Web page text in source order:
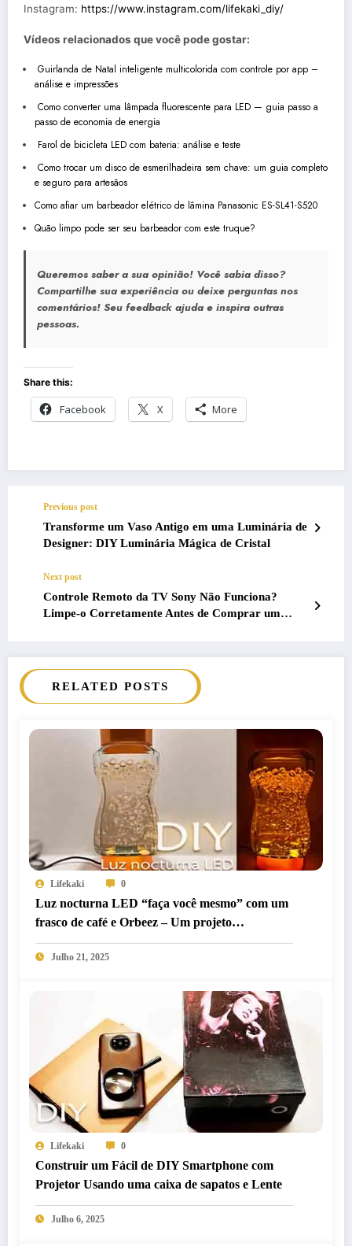
Instagram: https://www.instagram.com/lifekaki_diy/
Vídeos relacionados que você pode gostar:
Guirlanda de Natal inteligente multicolorida com controle por app –
análise e impressões
Como converter uma lâmpada fluorescente para LED — guia passo a
passo de economia de energia
Farol de bicicleta LED com bateria: análise e teste
Como trocar um disco de esmerilhadeira sem chave: um guia completo
e seguro para artesãos
Como afiar um barbeador elétrico de lâmina Panasonic ES-SL41-S520
Quão limpo pode ser seu barbeador com este truque?
Queremos saber a sua opinião!Você sabia disso?
Compartilhe sua experiência ou deixe perguntas nos
comentários! Seu feedback ajuda e inspira outras
pessoas.
Share this:
Facebook X More
Previous post
Transforme um Vaso Antigo em uma Luminária de
Designer: DIY Luminária Mágica de Cristal
Next post
Controle Remoto da TV Sony Não Funciona?
Limpe-o Corretamente Antes de Comprar um
RELATED POSTS
Lifekaki 0
Luz nocturna LED “faça você mesmo” com um
frasco de café e Orbeez – Um projeto
deslumbrante para brilhar em casa
Julho 21, 2025
Lifekaki 0
Construir um Fácil de DIY Smartphone com
Projetor Usando uma caixa de sapatos e Lente
Julho 6, 2025